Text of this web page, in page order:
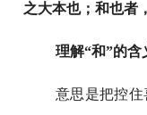
之大本也；和也者
理解“和”的含
意思是把控住